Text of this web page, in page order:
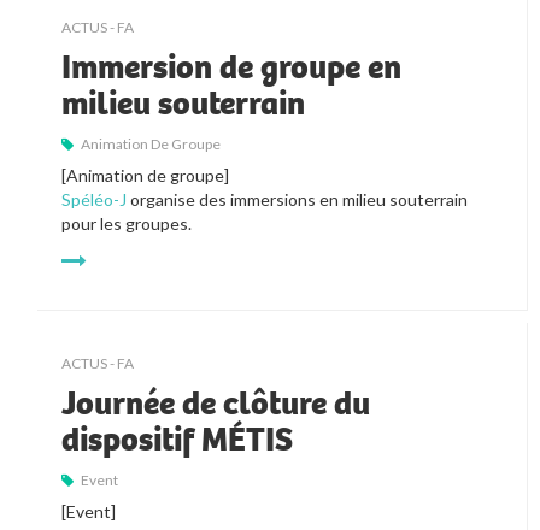
ACTUS - FA
Immersion de groupe en
milieu souterrain
Animation De Groupe
[Animation de groupe]
Spéléo-J organise des immersions en milieu souterrain
pour les groupes.
ACTUS - FA
Journée de clôture du
dispositif MÉTIS
Event
[Event]